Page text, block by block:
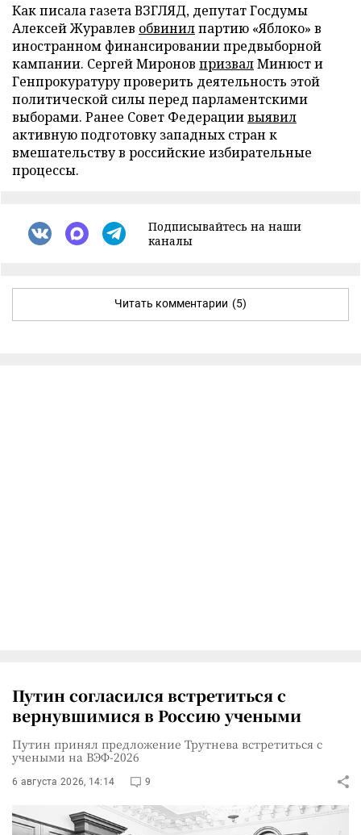
Как писала газета ВЗГЛЯД, депутат Госдумы
Алексей Журавлев обвинилпартию «Яблоко» в
иностранном финансировании предвыборной
кампании. Сергей Миронов призвалМинюст и
Генпрокуратуру проверить деятельность этой
политической силы перед парламентскими
выборами. Ранее Совет Федерациивыявил
активную подготовку западных стран к
вмешательству в российские избирательные
процессы.
Подписывайтесь на наши
каналы
Читать комментарии (5)
Путин согласился встретиться с
вернувшимися в Россию учеными
Путин принял предложение Трутнева встретиться с
учеными на ВЭФ-2026
6 августа 2026, 14:14 9